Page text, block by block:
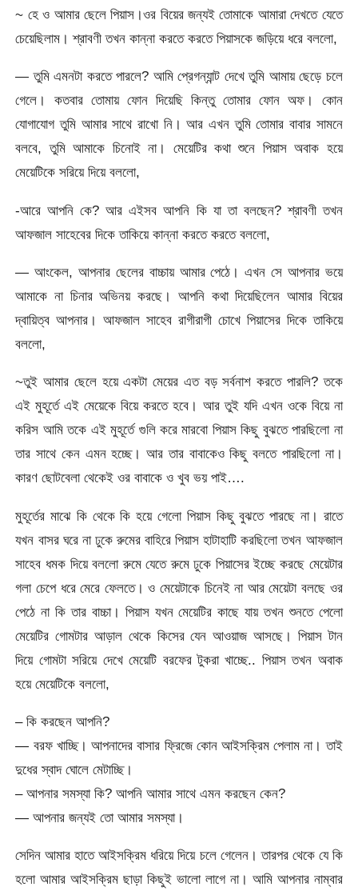
~ হে ও আমার ছেলে পিয়াস।ওর বিয়ের জন্যই তোমাকে আমারা দেখতে যেতে
চেয়েছিলাম। শ্রাবণী তখন কান্না করতে করতে পিয়াসকে জড়িয়ে ধরে বললো,
— তুমি এমনটা করতে পারলে? আমি প্রেগন্যান্ট দেখে তুমি আমায় ছেড়ে চলে
গেলে। কতবার তোমায় ফোন দিয়েছি কিন্তু তোমার ফোন অফ। কোন
যোগাযোগ তুমি আমার সাথে রাখো নি। আর এখন তুমি তোমার বাবার সামনে
বলবে, তুমি আমাকে চিনোই না। মেয়েটির কথা শুনে পিয়াস অবাক হয়ে
মেয়েটিকে সরিয়ে দিয়ে বললো,
-আরে আপনি কে? আর এইসব আপনি কি যা তা বলছেন? শ্রাবণী তখন
আফজাল সাহেবের দিকে তাকিয়ে কান্না করতে করতে বললো,
— আংকেল, আপনার ছেলের বাচ্চায় আমার পেঠে। এখন সে আপনার ভয়ে
আমাকে না চিনার অভিনয় করছে। আপনি কথা দিয়েছিলেন আমার বিয়ের
দ্বায়িত্ব আপনার। আফজাল সাহেব রাগীরাগী চোখে পিয়াসের দিকে তাকিয়ে
বললো,
~তুই আমার ছেলে হয়ে একটা মেয়ের এত বড় সর্বনাশ করতে পারলি? তকে
এই মুহূর্তে এই মেয়েকে বিয়ে করতে হবে। আর তুই যদি এখন ওকে বিয়ে না
করিস আমি তকে এই মুহূর্তে গুলি করে মারবো পিয়াস কিছু বুঝতে পারছিলো না
তার সাথে কেন এমন হচ্ছে। আর তার বাবাকেও কিছু বলতে পারছিলো না।
কারণ ছোটবেলা থেকেই ওর বাবাকে ও খুব ভয় পাই….
মুহূর্তের মাঝে কি থেকে কি হয়ে গেলো পিয়াস কিছু বুঝতে পারছে না। রাতে
যখন বাসর ঘরে না ঢুকে রুমের বাহিরে পিয়াস হাটাহাটি করছিলো তখন আফজাল
সাহেব ধমক দিয়ে বললো রুমে যেতে রুমে ঢুকে পিয়াসের ইচ্ছে করছে মেয়েটার
গলা চেপে ধরে মেরে ফেলতে। ও মেয়েটাকে চিনেই না আর মেয়েটা বলছে ওর
পেঠে না কি তার বাচ্চা। পিয়াস যখন মেয়েটির কাছে যায় তখন শুনতে পেলো
মেয়েটির গোমটার আড়াল থেকে কিসের যেন আওয়াজ আসছে। পিয়াস টান
দিয়ে গোমটা সরিয়ে দেখে মেয়েটি বরফের টুকরা খাচ্ছে.. পিয়াস তখন অবাক
হয়ে মেয়েটিকে বললো,
– কি করছেন আপনি?
— বরফ খাচ্ছি। আপনাদের বাসার ফ্রিজে কোন আইসক্রিম পেলাম না। তাই
দুধের স্বাদ ঘোলে মেটাচ্ছি।
– আপনার সমস্যা কি? আপনি আমার সাথে এমন করছেন কেন?
— আপনার জন্যই তো আমার সমস্যা।
সেদিন আমার হাতে আইসক্রিম ধরিয়ে দিয়ে চলে গেলেন। তারপর থেকে যে কি
হলো আমার আইসক্রিম ছাড়া কিছুই ভালো লাগে না। আমি আপনার নাম্বার